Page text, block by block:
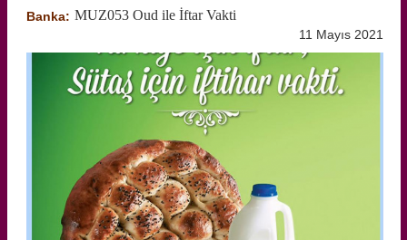
Banka: MUZ053 Oud ile İftar Vakti
11 Mayıs 2021